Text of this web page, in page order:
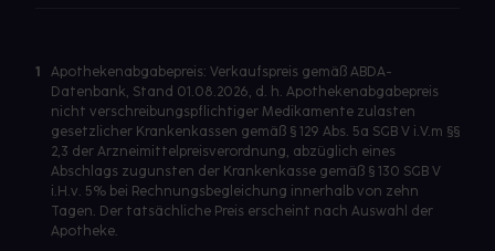
1
Apothekenabgabepreis: Verkaufspreis gemäß ABDA-
Datenbank, Stand 01.08.2026, d. h. Apothekenabgabepreis
nicht verschreibungspflichtiger Medikamente zulasten
gesetzlicher Krankenkassen gemäß § 129 Abs. 5a SGB V i.V.m §§
2,3 der Arzneimittelpreisverordnung, abzüglich eines
Abschlags zugunsten der Krankenkasse gemäß § 130 SGB V
i.H.v. 5% bei Rechnungsbegleichung innerhalb von zehn
Tagen. Der tatsächliche Preis erscheint nach Auswahl der
Apotheke.